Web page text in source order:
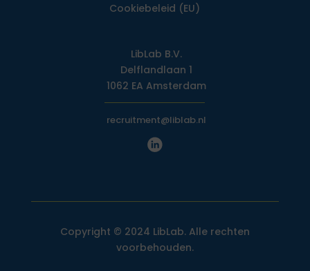
Cookiebeleid (EU)
LibLab B.V.
Delflandlaan 1
1062 EA Amsterdam
recruitment@liblab.nl
Copyright © 2024 LibLab. Alle rechten
voorbehouden.